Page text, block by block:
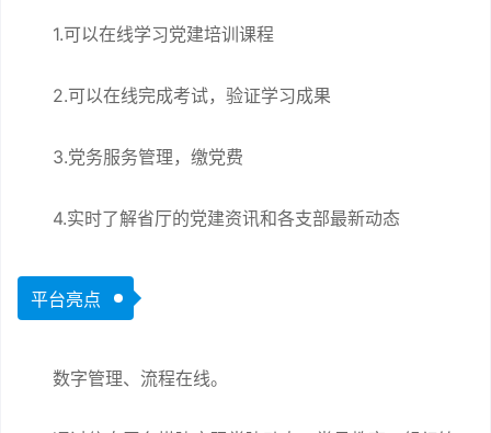
1.可以在线学习党建培训课程
2.可以在线完成考试，验证学习成果
3.党务服务管理，缴党费
4.实时了解省厅的党建资讯和各支部最新动态
平台亮点
数字管理、流程在线。